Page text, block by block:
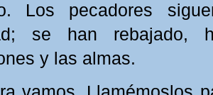
Los pecadores
se han rebajado,
y las almas.